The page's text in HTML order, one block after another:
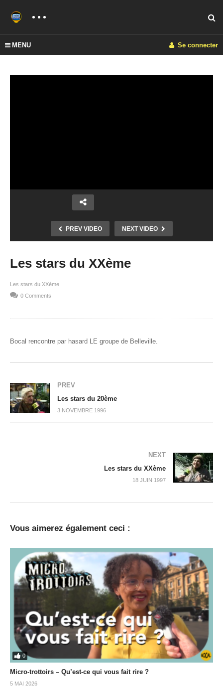
MENU Se connecter
PREV VIDEO NEXT VIDEO
Les stars du XXème
Les stars du XXème
0 Comments
Bocal rencontre par hasard LE groupe de Belleville.
PREV
Les stars du 20ème
3 NOVEMBRE 1996
NEXT
Les stars du XXème
18 JUIN 1997
Vous aimerez également ceci :
0
Micro-trottoirs – Qu’est-ce qui vous fait rire ?
5 MAI 2026